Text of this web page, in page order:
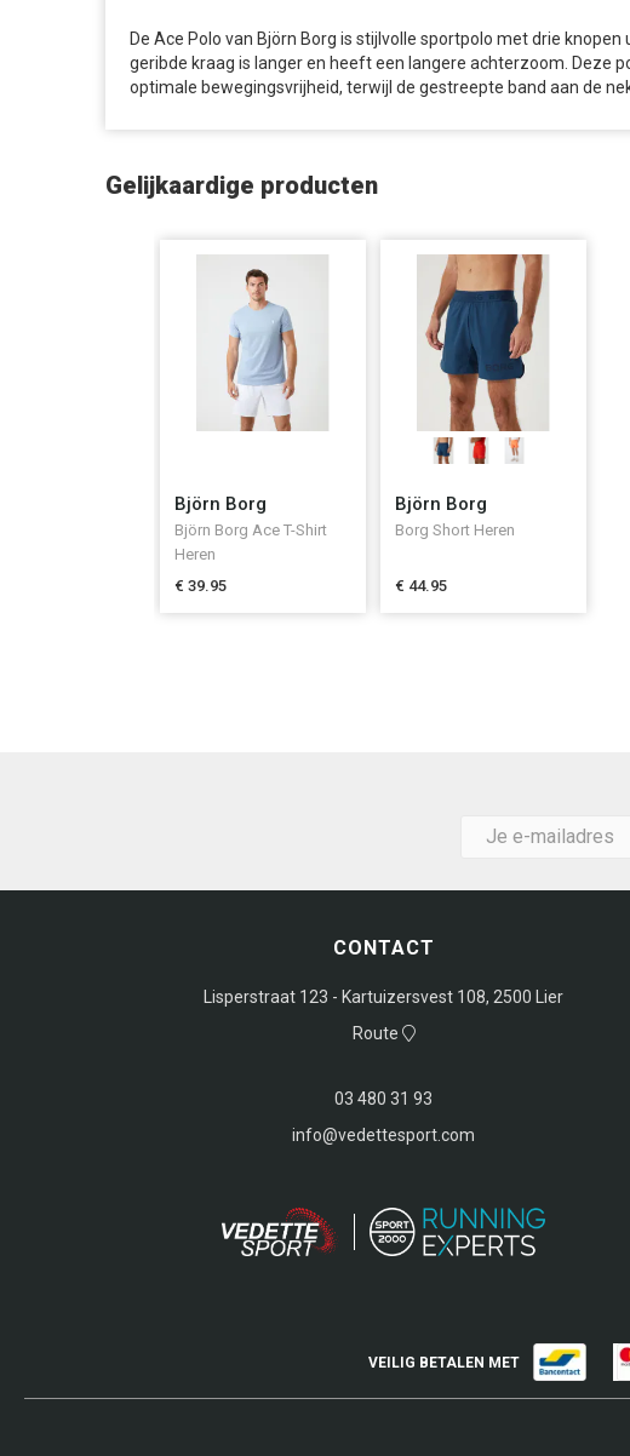
De Ace Polo van Björn Borg is stijlvolle sportpolo met drie
geribde kraag is langer en heeft een langere achterzoom. Deze
optimale bewegingsvrijheid, terwijl de gestreepte band aan de
Gelijkaardige producten
Björn Borg
Björn Borg Ace T-Shirt
Heren
€ 39.95
Björn Borg
Borg Short Heren
€ 44.95
CONTACT
Lisperstraat 123 - Kartuizersvest 108, 2500 Lier
Route
03 480 31 93
info@vedettesport.com
VEILIG BETALEN MET